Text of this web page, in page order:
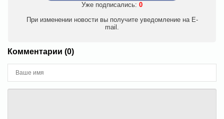
Уже подписались: 0
При изменении новости вы получите уведомление на E-
mail.
Комментарии (0)